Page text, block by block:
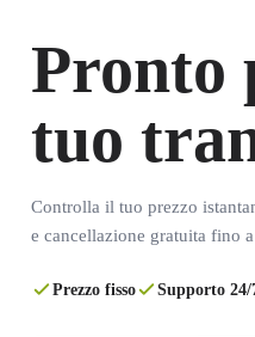
Pronto
tuo
Controlla il tuo prezzo
e cancellazione gratuita fino
Prezzo fisso Supporto 24/